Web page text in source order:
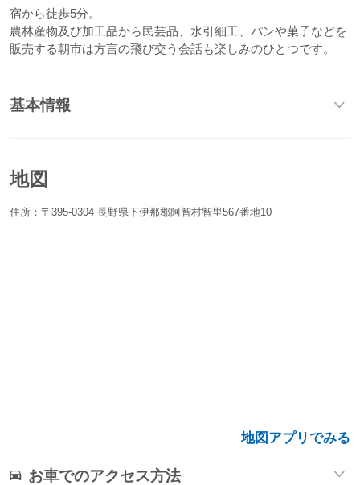
宿から徒歩5分。
農林産物及び加工品から民芸品、水引細工、パンや菓子などを
販売する朝市は方言の飛び交う会話も楽しみのひとつです。
基本情報
地図
住所：〒395-0304 長野県下伊那郡阿智村智里567番地10
地図アプリでみる
お車でのアクセス方法